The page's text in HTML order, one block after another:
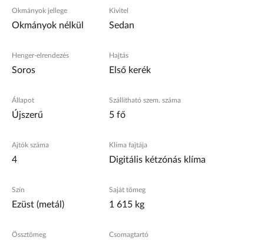
Okmányok jellege
Okmányok nélkül
Kivitel
Sedan
Henger-elrendezés
Soros
Hajtás
Első kerék
Állapot
Újszerű
Szállítható szem. száma
5 fő
Ajtók száma
4
Klíma fajtája
Digitális kétzónás klíma
Szín
Ezüst (metál)
Saját tömeg
1 615 kg
Össztömeg Csomagtartó